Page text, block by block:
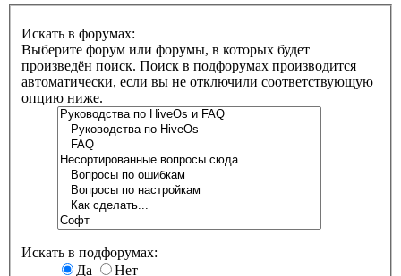
Искать в форумах:
Выберите форум или форумы, в которых будет
произведён поиск. Поиск в подфорумах производится
автоматически, если вы не отключили соответствующую
опцию ниже.
Искать в подфорумах:
Да
Нет